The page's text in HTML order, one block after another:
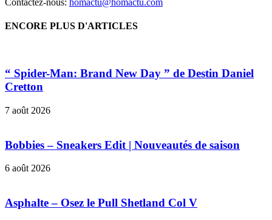
ENCORE PLUS D'ARTICLES
“ Spider-Man: Brand New Day ” de Destin Daniel
Cretton
7 août 2026
Bobbies – Sneakers Edit | Nouveautés de saison
6 août 2026
Asphalte – Osez le Pull Shetland Col V